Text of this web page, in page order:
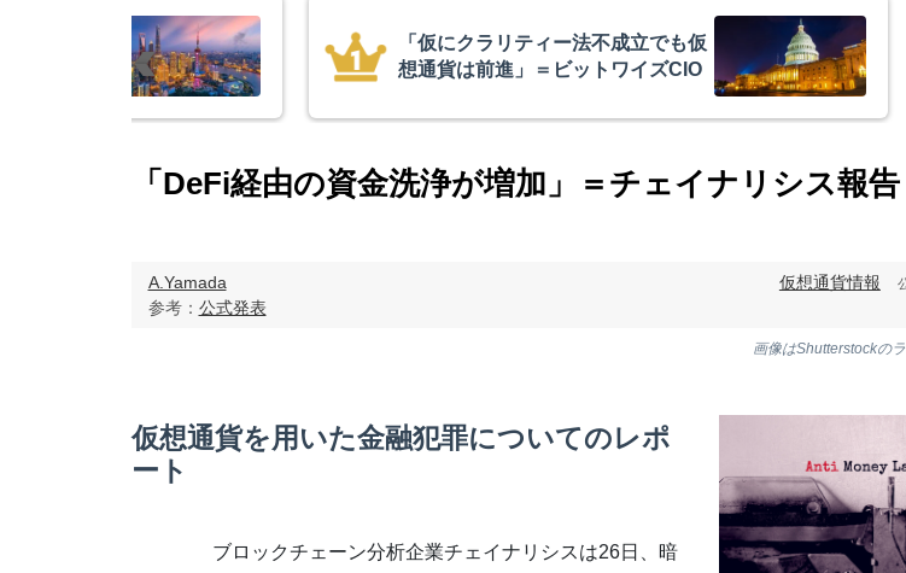
スペースX上場後初決算、売上高ほ
ぼ倍増 1900億円相当ビットコイ
「DeFi経由の資金洗浄が増加」＝チェイナリシス報告
A.Yamada
参考： 公式発表
仮想通貨情報
画像はShutterstockの
仮想通貨を用いた金融犯罪についてのレポ
ート
ブロックチェーン分析企業チェイナリシスは26日、暗